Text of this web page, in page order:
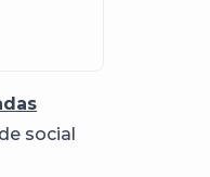
social